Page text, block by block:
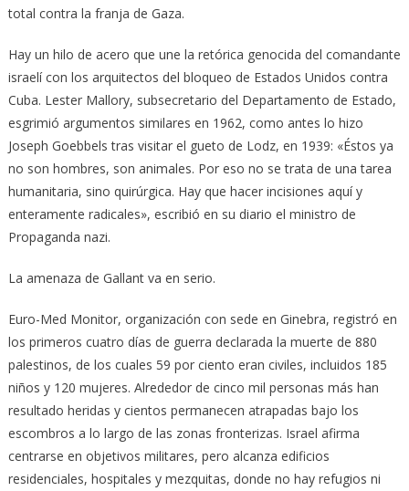
total contra la franja de Gaza.
Hay un hilo de acero que une la retórica genocida del comandante
israelí con los arquitectos del bloqueo de Estados Unidos contra
Cuba. Lester Mallory, subsecretario del Departamento de Estado,
esgrimió argumentos similares en 1962, como antes lo hizo
Joseph Goebbels tras visitar el gueto de Lodz, en 1939: «Éstos ya
no son hombres, son animales. Por eso no se trata de una tarea
humanitaria, sino quirúrgica. Hay que hacer incisiones aquí y
enteramente radicales», escribió en su diario el ministro de
Propaganda nazi.
La amenaza de Gallant va en serio.
Euro-Med Monitor, organización con sede en Ginebra, registró en
los primeros cuatro días de guerra declarada la muerte de 880
palestinos, de los cuales 59 por ciento eran civiles, incluidos 185
niños y 120 mujeres. Alrededor de cinco mil personas más han
resultado heridas y cientos permanecen atrapadas bajo los
escombros a lo largo de las zonas fronterizas. Israel afirma
centrarse en objetivos militares, pero alcanza edificios
residenciales, hospitales y mezquitas, donde no hay refugios ni